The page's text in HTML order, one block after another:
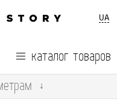
UA
каталог товаров
↓